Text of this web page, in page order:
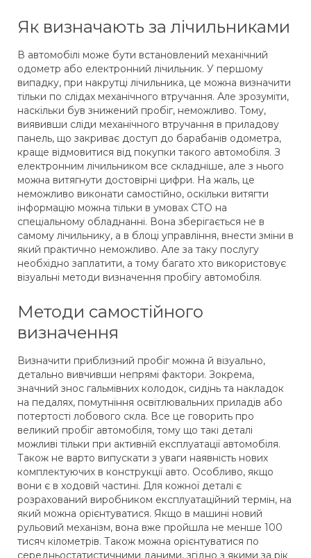
Як визначають за лічильниками
В автомобілі може бути встановлений механічний
одометр або електронний лічильник. У першому
випадку, при накрутці лічильника, це можна визначити
тільки по слідах механічного втручання. Але зрозуміти,
наскільки був знижений пробіг, неможливо. Тому,
виявивши сліди механічного втручання в приладову
панель, що закриває доступ до барабанів одометра,
краще відмовитися від покупки такого автомобіля. З
електронним лічильником все складніше, але з нього
можна витягнути достовірні цифри. На жаль, це
неможливо виконати самостійно, оскільки витягти
інформацію можна тільки в умовах СТО на
спеціальному обладнанні. Вона зберігається не в
самому лічильнику, а в блоці управління, внести зміни в
який практично неможливо. Але за таку послугу
необхідно заплатити, а тому багато хто використовує
візуальні методи визначення пробігу автомобіля.
Методи самостійного
визначення
Визначити приблизний пробіг можна й візуально,
детально вивчивши непрямі фактори. Зокрема,
значний знос гальмівних колодок, сидінь та накладок
на педалях, помутніння освітлювальних приладів або
потертості лобового скла. Все це говорить про
великий пробіг автомобіля, тому що такі деталі
можливі тільки при активній експлуатації автомобіля.
Також не варто випускати з уваги наявність нових
комплектуючих в конструкції авто. Особливо, якщо
вони є в ходовій частині. Для кожної деталі є
розрахований виробником експлуатаційний термін, на
який можна орієнтуватися. Якщо в машині новий
рульовий механізм, вона вже пройшла не менше 100
тисяч кілометрів. Також можна орієнтуватися по
середньостатистичними даними, згідно з якими за рік